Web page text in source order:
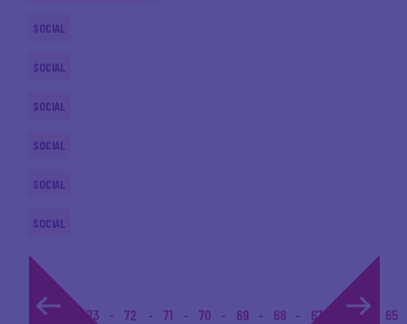
SOCIAL
SOCIAL
SOCIAL
SOCIAL
SOCIAL
SOCIAL
1... 73 72 71 70 69 68 67 66 65